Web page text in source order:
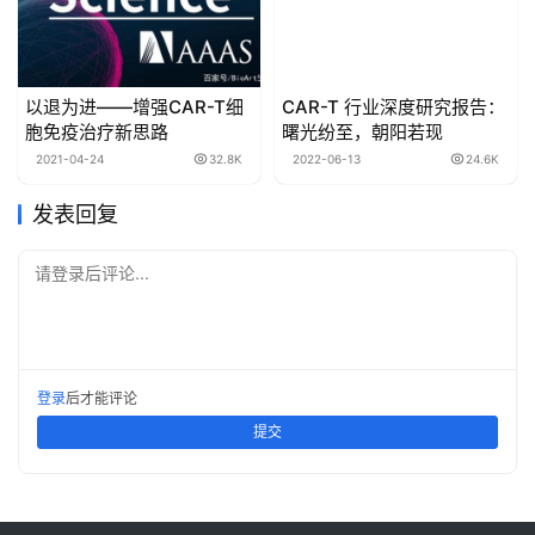
以退为进——增强CAR-T细
胞免疫治疗新思路
2021-04-24 32.8K
CAR-T 行业深度研究报告：
曙光纷至，朝阳若现
2022-06-13 24.6K
发表回复
请登录后评论...
登录后才能评论
提交